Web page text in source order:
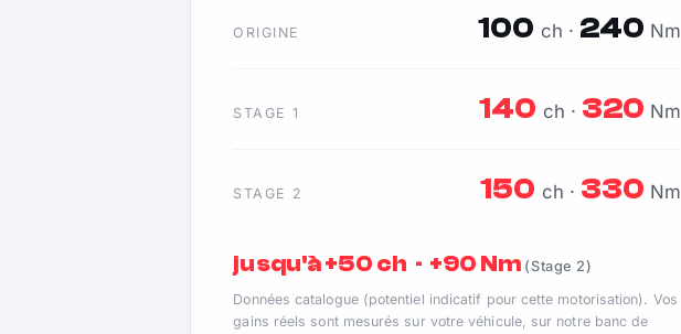
ORIGINE 100 ch · 240 Nm
STAGE 1 140 ch · 320 Nm
STAGE 2 150 ch · 330 Nm
jusqu'à +50 ch · +90 Nm (Stage 2)
Données catalogue (potentiel indicatif pour cette motorisation). Vos
gains réels sont mesurés sur votre véhicule, sur notre banc de